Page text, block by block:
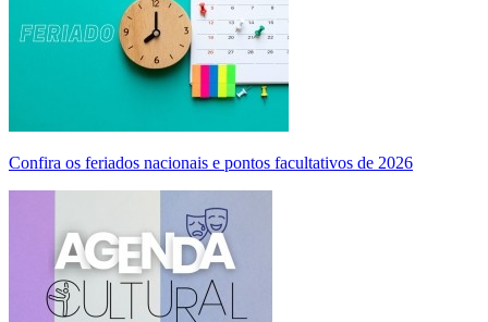
Confira os feriados nacionais e pontos facultativos de 2026